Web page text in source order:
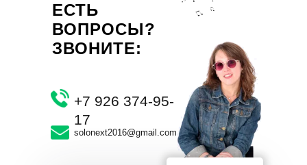
solonext2016@gmail.com
ЕСТЬ
ВОПРОСЫ?
ЗВОНИТЕ:
+7 926 374-95-
17